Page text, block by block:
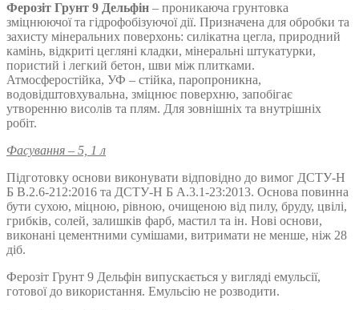
Ферозіт Грунт 9 Дельфін – проникаюча грунтовка
зміцнюючої та гідрофобізуючої дії. Призначена для обробки та
захисту мінеральних поверхонь: силікатна цегла, природний
камінь, відкриті цегляні кладки, мінеральні штукатурки,
пористий і легкий бетон, шви між плитками.
Атмосферостійка, УФ – стійка, паропроникна,
водовідштовхувальна, зміцнює поверхню, запобігає
утворенню висолів та плям. Для зовнішніх та внутрішніх
робіт.
Фасування – 5, 1 л
Підготовку основи виконувати відповідно до вимог ДСТУ-Н
Б В.2.6-212:2016 та ДСТУ-Н Б А.3.1-23:2013. Основа повинна
бути сухою, міцною, рівною, очищеною від пилу, бруду, цвілі,
грибків, cолей, залишків фарб, мастил та ін. Нові основи,
виконані цементними сумішами, витримати не менше, ніж 28
діб.
Ферозіт Грунт 9 Дельфін випускається у вигляді емульсії,
готової до використання. Емульсію не розводити.